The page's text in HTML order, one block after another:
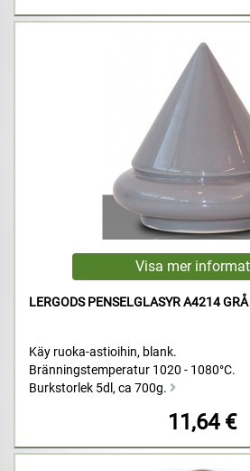
LERGODS PENSELGLASYR A4214 GRÅ
Käy ruoka-astioihin, blank.
Bränningstemperatur 1020 - 1080°C.
Burkstorlek 5dl, ca 700g.
11,64 €